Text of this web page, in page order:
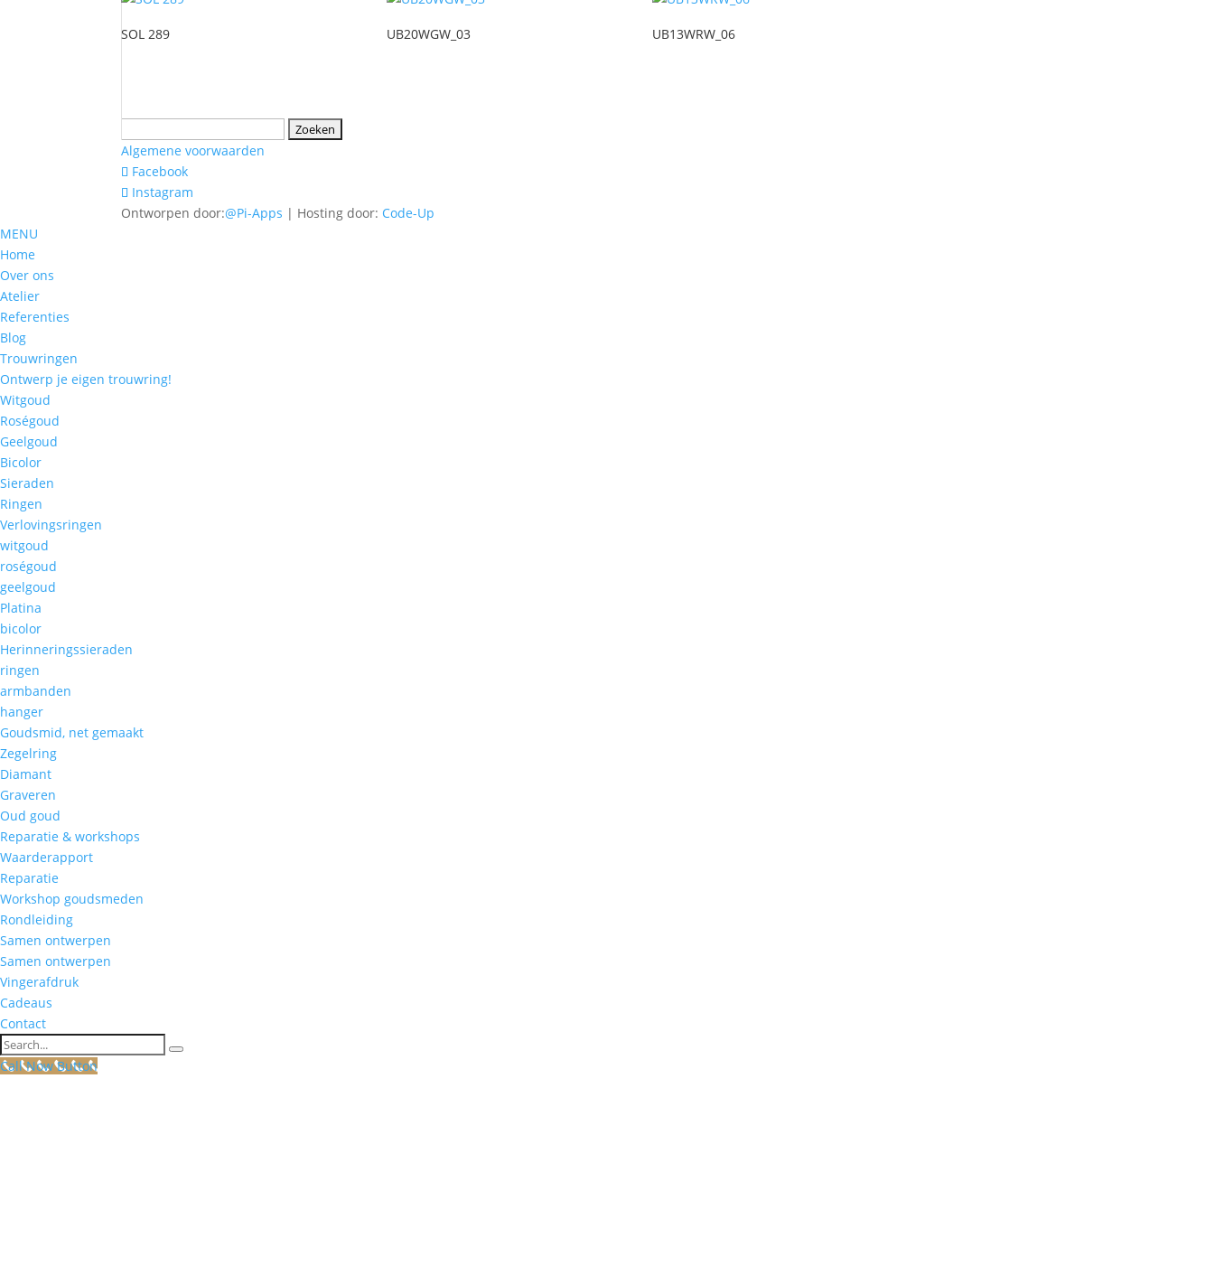
SOL 289 UB20WGW_03 UB13WRW_06
naar:
Algemene voorwaarden
Facebook
Instagram
Ontworpen door:@Pi-Apps | Hosting door: Code-Up
MENU
Home
Over ons
Atelier
Referenties
Blog
Trouwringen
Ontwerp je eigen trouwring!
Witgoud
Roségoud
Geelgoud
Bicolor
Sieraden
Ringen
Verlovingsringen
witgoud
roségoud
geelgoud
Platina
bicolor
Herinneringssieraden
ringen
armbanden
hanger
Goudsmid, net gemaakt
Zegelring
Diamant
Graveren
Oud goud
Reparatie & workshops
Waarderapport
Reparatie
Workshop goudsmeden
Rondleiding
Samen ontwerpen
Samen ontwerpen
Vingerafdruk
Cadeaus
Contact
Search
Call Now Button